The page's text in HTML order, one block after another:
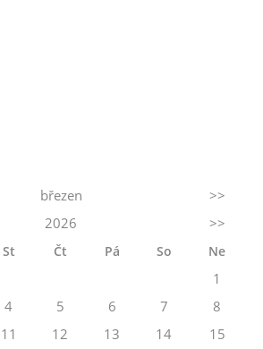
březen
>>
2026 >>
St Čt Pá So Ne
1
4 5 6 7
8
11 12 13 14 15